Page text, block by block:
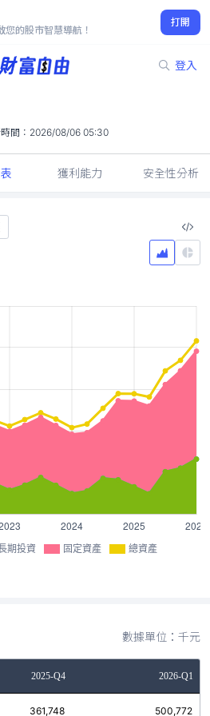
您的股市智慧導航！
打開
登入
1.87%
間： 2026/08/06 05:30
獲利能力 安全性分析
期投資 固定資產 總資產
數據單位：千元
2025-Q4 2026-Q1
361,748 500,772